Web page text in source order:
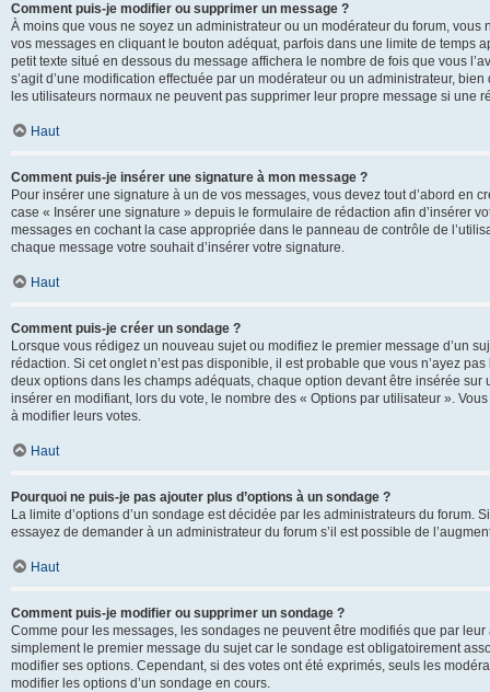
Comment puis-je modifier ou supprimer un message ?
À moins que vous ne soyez un administrateur ou un modérateur du forum,
vos messages en cliquant le bouton adéquat, parfois dans une limite de temps
petit texte situé en dessous du message affichera le nombre de fois que vous
s’agit d’une modification effectuée par un modérateur ou un administrateur,
les utilisateurs normaux ne peuvent pas supprimer leur propre message si une
Haut
Comment puis-je insérer une signature à mon message ?
Pour insérer une signature à un de vos messages, vous devez tout d’abord en
case « Insérer une signature » depuis le formulaire de rédaction afin d’insérer
messages en cochant la case appropriée dans le panneau de contrôle de
chaque message votre souhait d’insérer votre signature.
Haut
Comment puis-je créer un sondage ?
Lorsque vous rédigez un nouveau sujet ou modifiez le premier message d’un
rédaction. Si cet onglet n’est pas disponible, il est probable que vous n’ayez
deux options dans les champs adéquats, chaque option devant être insérée
insérer en modifiant, lors du vote, le nombre des « Options par utilisateur ».
à modifier leurs votes.
Haut
Pourquoi ne puis-je pas ajouter plus d’options à un sondage ?
La limite d’options d’un sondage est décidée par les administrateurs du
essayez de demander à un administrateur du forum s’il est possible de
Haut
Comment puis-je modifier ou supprimer un sondage ?
Comme pour les messages, les sondages ne peuvent être modifiés que par
simplement le premier message du sujet car le sondage est obligatoirement
modifier ses options. Cependant, si des votes ont été exprimés, seuls les
modifier les options d’un sondage en cours.